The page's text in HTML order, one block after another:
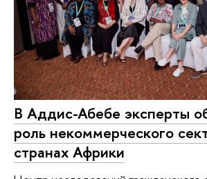
В Аддис-Абебе эксперты
роль некоммерческого
странах Африки